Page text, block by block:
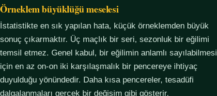
Örneklem büyüklüğü meselesi
İstatistikte en sık yapılan hata, küçük örneklemden büyük
sonuç çıkarmaktır. Üç maçlık bir seri, sezonluk bir eğilimi
temsil etmez. Genel kabul, bir eğilimin anlamlı sayılabilmesi
için en az on-on iki karşılaşmalık bir pencereye ihtiyaç
duyulduğu yönündedir. Daha kısa pencereler, tesadüfi
dalgalanmaları gerçek bir değişim gibi gösterir.